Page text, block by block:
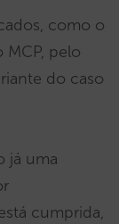
como o
MCP, pelo
do caso
já uma
cumprida,